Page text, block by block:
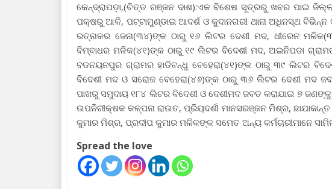
କେନ୍ଦ୍ରାପଡ଼ା,(ଚିତ୍ତ ରଞ୍ଜନ ଦାଶ):ଏକ ବିଶେଷ ସୂତ୍ରରୁ ଖବର ପାଇ
ପକ୍ଷରୁ ଆଳି, ପଟ୍ଟାମୁଣ୍ଡାଇ ଆଦର୍ଶ ଓ କୁଦାନଗରୀ ଥାନା ଅଧିନସ୍ଥ ବିଭିନ୍ନ
ରତ୍ନାକର ଜେନା(୩୪)ଙ୍କ ଠାରୁ ୧୬ ଲିଟର ଦେଶୀ ମଦ, ଧୀରେନ
ବିମ୍ବାଧର ମଳିକ(୪୧)ଙ୍କ ଠାରୁ ୧୯ ଲିଟର ବିଦେଶୀ ମଦ, ଅଇନିପଡା
ବଡନୟନପୁର ଗ୍ରାମର ହାଡିବନ୍ଧୁ ବେହେରା(୪୧)ଙ୍କ ଠାରୁ ୩୯ ଲିଟର
ବିଦେଶୀ ମଦ ଓ ସରୋଜ ବେହେରା(୪୬)ଙ୍କ ଠାରୁ ୩୬ ଲିଟର ଦେଶୀ ମଦ
ପାଖରୁ ସମୁଦାୟ ୧୮୪ ଲିଟର ବିଦେଶୀ ଓ ଦେଶୀମଦ ଜବତ କରାଯାଇ ୭ ଜଣଙ୍କୁ
ଉପନିରୀକ୍ଷକ କଳ୍ପନା ରାଉତ, ପ୍ରିୟଦର୍ଶୀ ମାନସରଞ୍ଜନ ମିଶ୍ର,
କୁମାର ମିଶ୍ର, ପ୍ରଦୀପ କୁମାର ମଳିକଙ୍କ ସମେତ ଅନ୍ୟ କର୍ମଚାରୀମାନେ
Spread the love